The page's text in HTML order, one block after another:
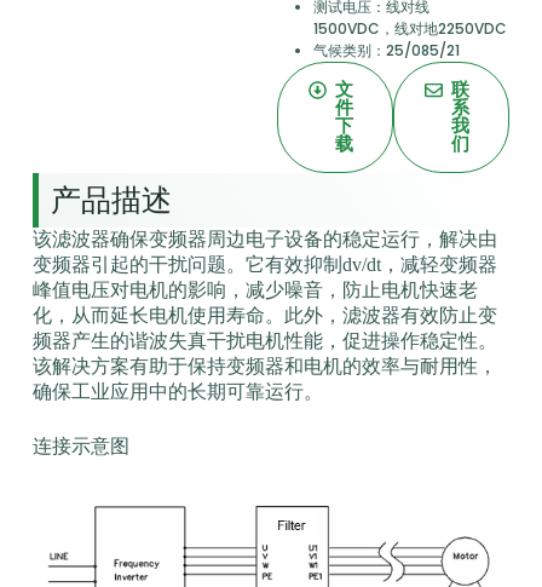
测试电压：线对线
1500VDC，线对地2250VDC
气候类别：25/085/21
文
件
下
载
联
系
我
们
产品描述
该滤波器确保变频器周边电子设备的稳定运行，解决由
变频器引起的干扰问题。它有效抑制dv/dt，减轻变频器
峰值电压对电机的影响，减少噪音，防止电机快速老
化，从而延长电机使用寿命。此外，滤波器有效防止变
频器产生的谐波失真干扰电机性能，促进操作稳定性。
该解决方案有助于保持变频器和电机的效率与耐用性，
确保工业应用中的长期可靠运行。
连接示意图